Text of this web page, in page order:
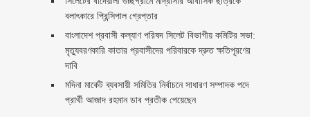
বলাৎকারে প্রিন্সিপাল গ্রেপ্তার ‎
বাংলাদেশ প্রবাসী কল্যাণ পরিষদ সিলেট বিভাগীয় কমিটির সভা:
মৃত্যুবরণকারি কাতার প্রবাসীদের পরিবারকে দ্রুত ক্ষতিপূরণের
দাবি
মদিনা মার্কেট ব্যবসায়ী সমিতির নির্বাচনে সাধারণ সম্পাদক পদে
প্রার্থী আজাদ রহমান ডাব প্রতীক পেয়েছেন ‎